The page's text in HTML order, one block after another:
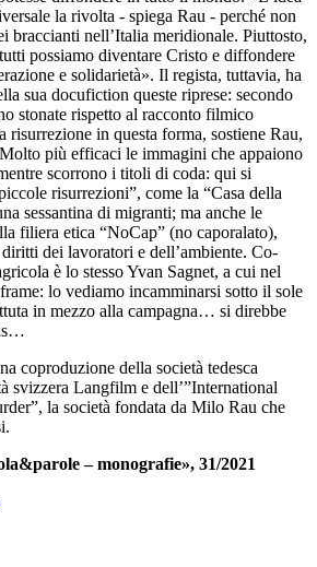
la rivolta - spiega Rau - perché non
braccianti nell’Italia meridionale. Piuttosto,
possiamo diventare Cristo e diffondere
e solidarietà». Il regista, tuttavia, ha
sua docufiction queste riprese: secondo
stonate rispetto al racconto filmico
risurrezione in questa forma, sostiene Rau,
più efficaci le immagini che appaiono
scorrono i titoli di coda: qui si
risurrezioni”, come la “Casa della
sessantina di migranti; ma anche le
filiera etica “NoCap” (no caporalato),
dei lavoratori e dell’ambiente. Co-
è lo stesso Yvan Sagnet, a cui nel
lo vediamo incamminarsi sotto il sole
in mezzo alla campagna… si direbbe
coproduzione della società tedesca
svizzera Langfilm e dell’”International
la società fondata da Milo Rau che
– monografie», 31/2021